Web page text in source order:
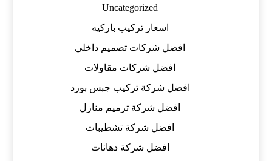
Uncategorized
اسعار تركيب باركيه
افضل شركات تصميم داخلي
افضل شركات مقاولات
افضل شركة تركيب جبس بورد
افضل شركة ترميم منازل
افضل شركة تشطيبات
افضل شركة دهانات